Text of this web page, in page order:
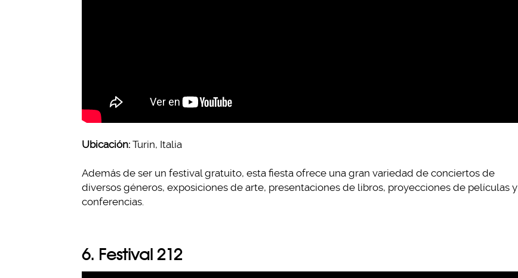
Ubicación: Turin, Italia
Además de ser un festival gratuito, esta fiesta ofrece una gran variedad de conciertos de
diversos géneros, exposiciones de arte, presentaciones de libros, proyecciones de películas y
conferencias.
6. Festival 212